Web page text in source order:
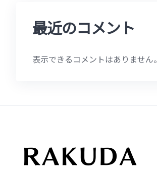
最近のコメント
表示できるコメントはありません。